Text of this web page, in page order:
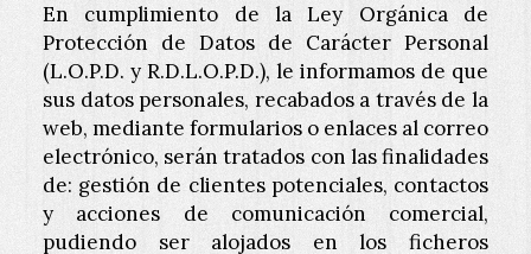
En cumplimiento de la Ley Orgánica de
Protección de Datos de Carácter Personal
(L.O.P.D. y R.D.L.O.P.D.), le informamos de que
sus datos personales, recabados a través de la
web, mediante formularios o enlaces al correo
electrónico, serán tratados con las finalidades
de: gestión de clientes potenciales, contactos
y acciones de comunicación comercial,
pudiendo ser alojados en los ficheros